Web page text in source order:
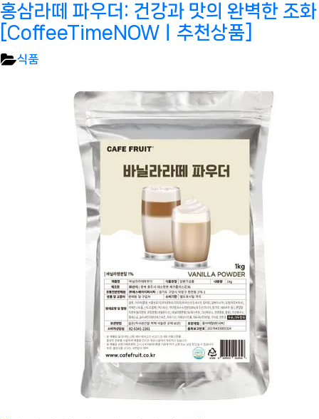
홍삼라떼 파우더: 건강과 맛의 완벽한 조화
[CoffeeTimeNOWㅣ추천상품]
식품